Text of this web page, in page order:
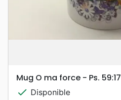
Mug O ma force - Ps. 59:17
check Disponible